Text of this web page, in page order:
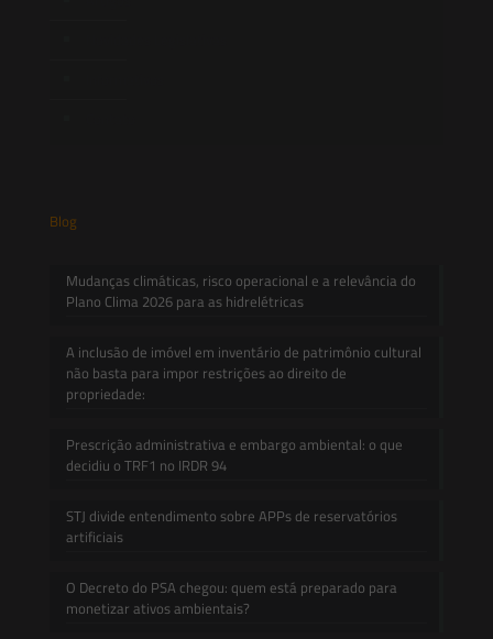
Blog
Mudanças climáticas, risco operacional e a relevância do
Plano Clima 2026 para as hidrelétricas
A inclusão de imóvel em inventário de patrimônio cultural
não basta para impor restrições ao direito de
propriedade:
Prescrição administrativa e embargo ambiental: o que
decidiu o TRF1 no IRDR 94
STJ divide entendimento sobre APPs de reservatórios
artificiais
O Decreto do PSA chegou: quem está preparado para
monetizar ativos ambientais?